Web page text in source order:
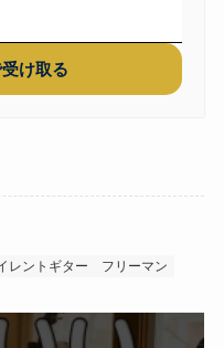
け取る
レントギター フリーマン